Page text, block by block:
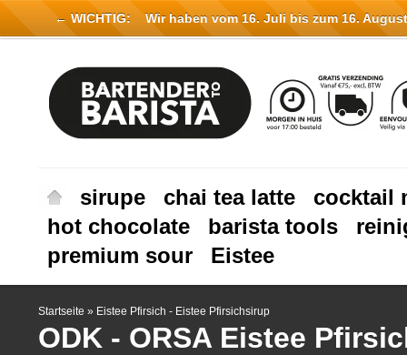
sirupe chai tea latte
cocktail
hot chocolate
barista tools
premium sour
Eistee
Startseite » Eistee Pfirsich - Eistee Pfirsichsirup
ODK - ORSA Eistee
← WICHTIG: Wir haben vom 16. Juli bis zum 16.